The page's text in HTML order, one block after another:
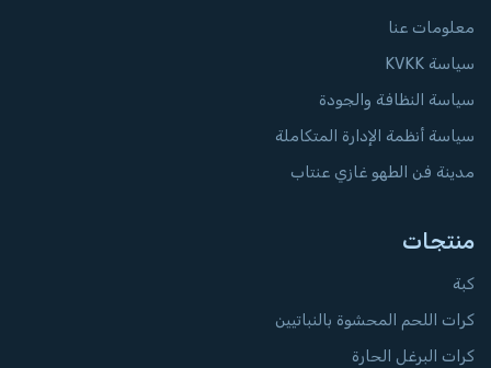
معلومات عنا
سياسة KVKK
سياسة النظافة والجودة
سياسة أنظمة الإدارة المتكاملة
مدينة فن الطهو غازي عنتاب
منتجات
كبة
كرات اللحم المحشوة بالنباتيين
كرات البرغل الحارة